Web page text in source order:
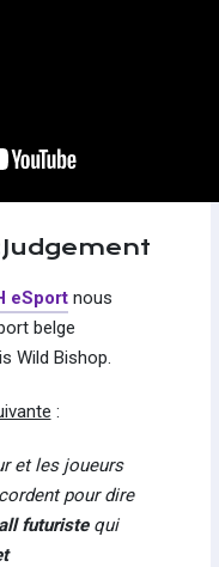
eSportnous
belge
Wild Bishop.
:
et les joueurs
pour dire
futuristequi